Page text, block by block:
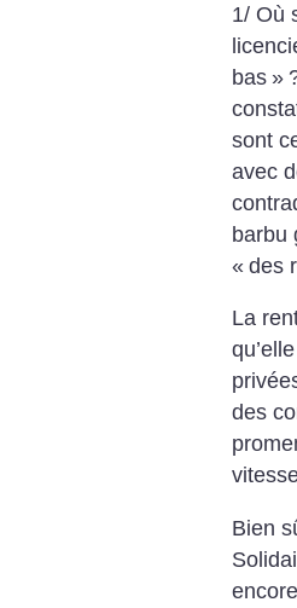
1/ Où
bas »
sont
avec
barbu
« des
La
des
Bien